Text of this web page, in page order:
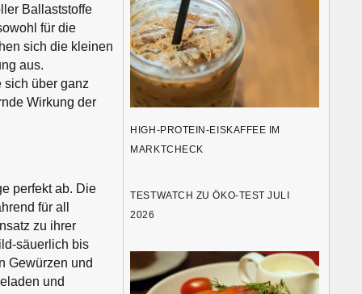
Ballaststoffe
für die
sich die kleinen
aus.
sich über ganz
Wirkung der
perfekt ab. Die
für all
zu ihrer
säuerlich bis
Gewürzen und
und
HIGH-PROTEIN-EISKAFFEE IM
MARKTCHECK
TESTWATCH ZU ÖKO-TEST JULI
2026